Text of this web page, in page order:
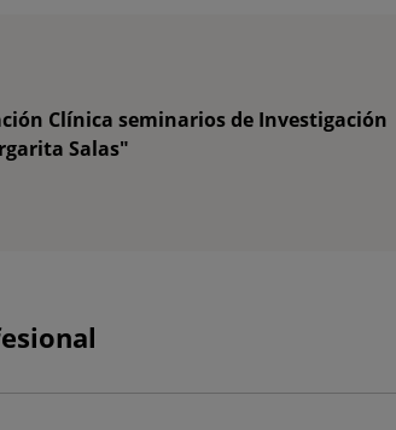
Clínica seminarios de Investigación
Salas"